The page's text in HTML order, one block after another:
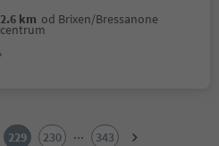
2.6 km od Brixen/Bressanone
centrum
229 230 ...
343